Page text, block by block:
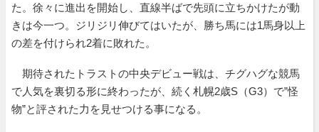
た。徐々に進出を開始し、直線半ばで先頭に立ちかけたが動
きは今一つ。ジリジリ伸びてはいたが、勝ち馬には1馬身以上
の差を付けられ2着に敗れた。
期待されたトラストの中央デビュー戦は、チグハグな競馬
で人気を裏切る形に終わったが、続く札幌2歳S（G3）で”怪
物”と評された力を見せつける事になる。